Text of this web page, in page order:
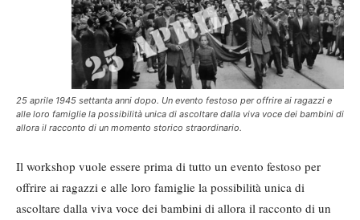
25 aprile 1945 settanta anni dopo. Un evento festoso per offrire ai ragazzi e
alle loro famiglie la possibilità unica di ascoltare dalla viva voce dei bambini di
allora il racconto di un momento storico straordinario.
Il workshop vuole essere prima di tutto un evento festoso per
offrire ai ragazzi e alle loro famiglie la possibilità unica di
ascoltare dalla viva voce dei bambini di allora il racconto di un